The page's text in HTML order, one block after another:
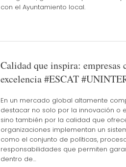
con el Ayuntamiento local.
Calidad que inspira: empresas
excelencia #ESCAT
En un mercado global altamente
destacar no solo por la innovación o
sino también por la calidad que
organizaciones implementan un
como el conjunto de políticas,
responsabilidades que permiten
dentro de…